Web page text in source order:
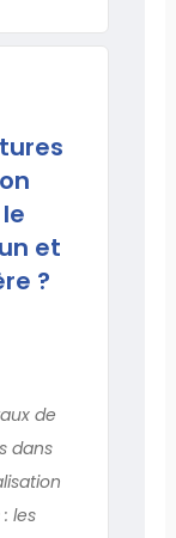
et
?
de
dans
les